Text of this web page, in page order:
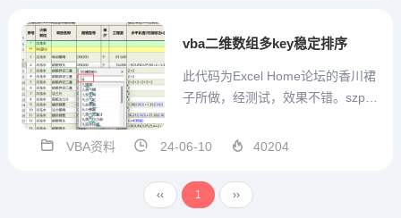
板设置...
vba二维数组多key稳定排序
此代码为Excel Home论坛的香川裙
子所做，经测试，效果不错。szpx
从1开始，里面记录的是原数组的
rr是100行，7列的数组，排序给brr
=szpx(arr,0,1,2),...
VBA资料 24-06-10 40204
‹‹ 1 ››